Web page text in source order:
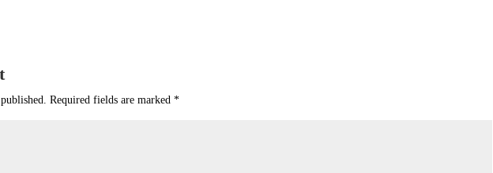
Required fields are marked*